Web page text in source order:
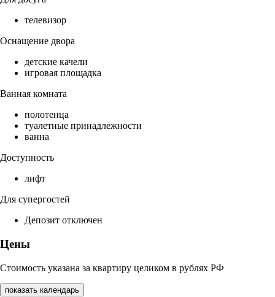
телевизор
Оснащение двора
детские качели
игровая площадка
Ванная комната
полотенца
туалетные принадлежности
ванна
Доступность
лифт
Для супергостей
Депозит отключен
Цены
Стоимость указана за квартиру целиком в рублях РФ
показать календарь